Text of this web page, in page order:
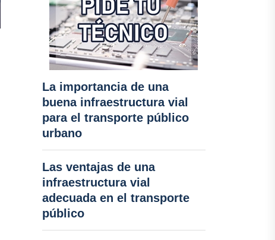
La importancia de una
buena infraestructura vial
para el transporte público
urbano
Las ventajas de una
infraestructura vial
adecuada en el transporte
público